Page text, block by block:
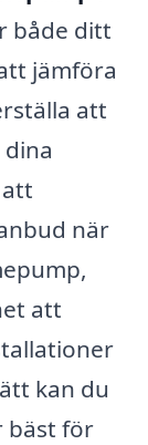
både ditt
jämföra
att
när
att
kan du
bäst för